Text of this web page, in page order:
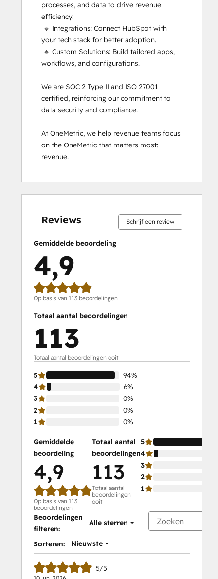
processes, and data to drive revenue
efficiency.
your tech stack for better adoption.
workflows, and configurations.
We are SOC 2 Type II and ISO 27001
certified, reinforcing our commitment to
data security and compliance.
At OneMetric, we help revenue teams focus
on the OneMetric that matters most:
revenue.
Reviews Schrijf een review
Gemiddelde beoordeling
4,9
Op basis van 113 beoordelingen
Totaal aantal beoordelingen
113
Totaal aantal beoordelingen ooit
5
94%
4
6%
3
0%
2
0%
1
0%
Gemiddelde
beoordeling
4,9
Op basis van 113
beoordelingen
Totaal aantal
beoordelingen
113
Totaal aantal
beoordelingen
ooit
5
4
3
2
1
Beoordelingen
filteren:
Alle sterren
Sorteren: Nieuwste
5/5